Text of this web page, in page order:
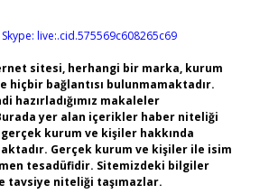
Skype: live:.cid.575569c608265c69
sitesi, herhangi bir marka, kurum
hiçbir bağlantısı bulunmamaktadır.
hazırladığımız makaleler
yer alan içerikler haber niteliği
kurum ve kişiler hakkında
Gerçek kurum ve kişiler ile isim
tesadüfidir. Sitemizdeki bilgiler
tavsiye niteliği taşımazlar.